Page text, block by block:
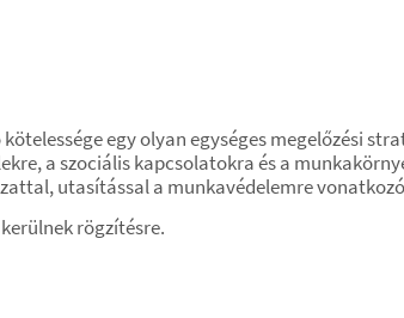
egy olyan egységes megelőzési
a szociális kapcsolatokra és a
utasítással a munkavédelemre
rögzítésre.